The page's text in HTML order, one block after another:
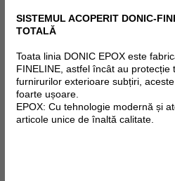
SISTEMUL ACOPERIT DONIC-
TOTALĂ
Toata linia DONIC EPOX este
FINELINE, astfel încât au protecție
furnirurilor exterioare subțiri,
foarte ușoare.
EPOX: Cu tehnologie modernă și
articole unice de înaltă calitate.